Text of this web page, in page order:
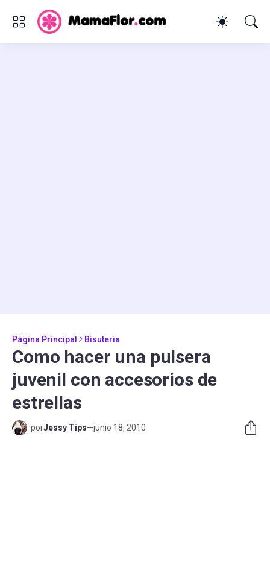
Página Principal Bisuteria
Como hacer una pulsera
juvenil con accesorios de
estrellas
porJessy Tips—junio 18, 2010